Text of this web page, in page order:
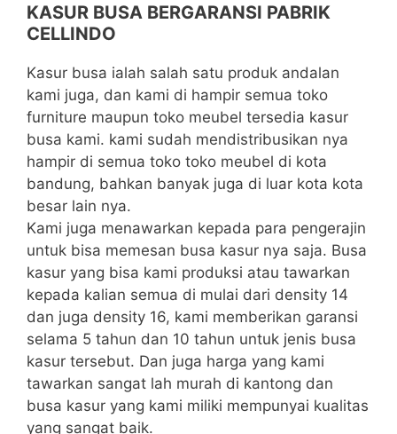
KASUR BUSA BERGARANSI PABRIK
CELLINDO
Kasur busa ialah salah satu produk andalan
kami juga, dan kami di hampir semua toko
furniture maupun toko meubel tersedia kasur
busa kami. kami sudah mendistribusikan nya
hampir di semua toko toko meubel di kota
bandung, bahkan banyak juga di luar kota kota
besar lain nya.
Kami juga menawarkan kepada para pengerajin
untuk bisa memesan busa kasur nya saja. Busa
kasur yang bisa kami produksi atau tawarkan
kepada kalian semua di mulai dari density 14
dan juga density 16, kami memberikan garansi
selama 5 tahun dan 10 tahun untuk jenis busa
kasur tersebut. Dan juga harga yang kami
tawarkan sangat lah murah di kantong dan
busa kasur yang kami miliki mempunyai kualitas
yang sangat baik.